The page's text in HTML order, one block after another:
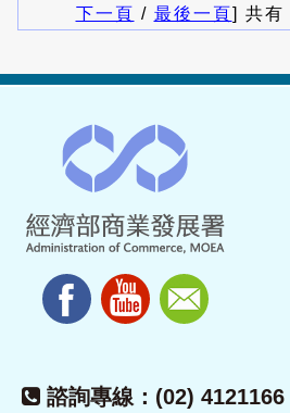
下一頁 / 最後一頁] 共有
諮詢專線：(02) 4121166